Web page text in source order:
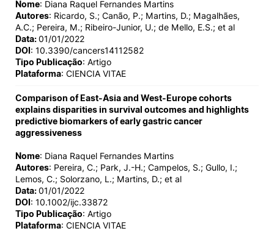
Nome: Diana Raquel Fernandes Martins
Autores: Ricardo, S.; Canão, P.; Martins, D.; Magalhães,
A.C.; Pereira, M.; Ribeiro-Junior, U.; de Mello, E.S.; et al
Data:01/01/2022
DOI: 10.3390/cancers14112582
Tipo Publicação: Artigo
Plataforma: CIENCIA VITAE
Comparison of East-Asia and West-Europe cohorts
explains disparities in survival outcomes and highlights
predictive biomarkers of early gastric cancer
aggressiveness
Nome: Diana Raquel Fernandes Martins
Autores: Pereira, C.; Park, J.-H.; Campelos, S.; Gullo, I.;
Lemos, C.; Solorzano, L.; Martins, D.; et al
Data:01/01/2022
DOI: 10.1002/ijc.33872
Tipo Publicação: Artigo
Plataforma: CIENCIA VITAE